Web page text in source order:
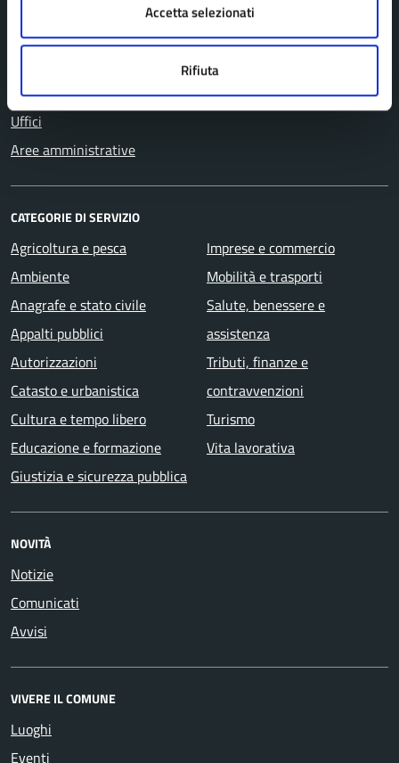
Accetta selezionati
Rifiuta
Personale amministrativo
Enti e fondazioni
Uffici
Aree amministrative
CATEGORIE DI SERVIZIO
Agricoltura e pesca
Ambiente
Anagrafe e stato civile
Appalti pubblici
Autorizzazioni
Catasto e urbanistica
Cultura e tempo libero
Educazione e formazione
Giustizia e sicurezza pubblica
Imprese e commercio
Mobilità e trasporti
Salute, benessere e
assistenza
Tributi, finanze e
contravvenzioni
Turismo
Vita lavorativa
NOVITÀ
Notizie
Comunicati
Avvisi
VIVERE IL COMUNE
Luoghi
Eventi